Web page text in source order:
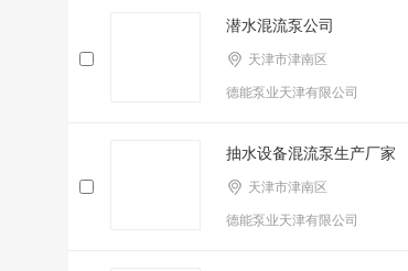
潜水混流泵公司
天津市津南区
德能泵业天津有限公司
抽水设备混流泵生产厂家
天津市津南区
德能泵业天津有限公司